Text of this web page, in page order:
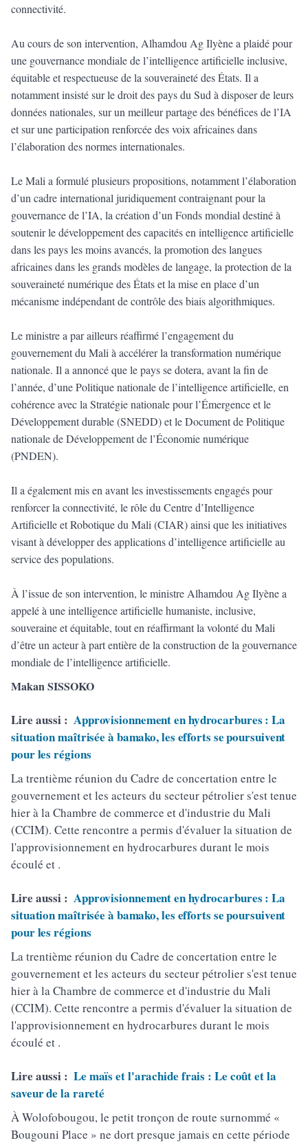
connectivité.
Au cours de son intervention, Alhamdou Ag Ilyène a plaidé pour
une gouvernance mondiale de l’intelligence artificielle inclusive,
équitable et respectueuse de la souveraineté des États. Il a
notamment insisté sur le droit des pays du Sud à disposer de leurs
données nationales, sur un meilleur partage des bénéfices de l’IA
et sur une participation renforcée des voix africaines dans
l’élaboration des normes internationales.
Le Mali a formulé plusieurs propositions, notamment l’élaboration
d’un cadre international juridiquement contraignant pour la
gouvernance de l’IA, la création d’un Fonds mondial destiné à
soutenir le développement des capacités en intelligence artificielle
dans les pays les moins avancés, la promotion des langues
africaines dans les grands modèles de langage, la protection de la
souveraineté numérique des États et la mise en place d’un
mécanisme indépendant de contrôle des biais algorithmiques.
Le ministre a par ailleurs réaffirmé l’engagement du
gouvernement du Mali à accélérer la transformation numérique
nationale. Il a annoncé que le pays se dotera, avant la fin de
l’année, d’une Politique nationale de l’intelligence artificielle, en
cohérence avec la Stratégie nationale pour l’Émergence et le
Développement durable (SNEDD) et le Document de Politique
nationale de Développement de l’Économie numérique
(PNDEN).
Il a également mis en avant les investissements engagés pour
renforcer la connectivité, le rôle du Centre d’Intelligence
Artificielle et Robotique du Mali (CIAR) ainsi que les initiatives
visant à développer des applications d’intelligence artificielle au
service des populations.
À l’issue de son intervention, le ministre Alhamdou Ag Ilyène a
appelé à une intelligence artificielle humaniste, inclusive,
souveraine et équitable, tout en réaffirmant la volonté du Mali
d’être un acteur à part entière de la construction de la gouvernance
mondiale de l’intelligence artificielle.
Makan SISSOKO
Lire aussi : Approvisionnement en hydrocarbures : La
situation maîtrisée à bamako, les efforts se poursuivent
pour les régions
La trentième réunion du Cadre de concertation entre le
gouvernement et les acteurs du secteur pétrolier s'est tenue
hier à la Chambre de commerce et d'industrie du Mali
(CCIM). Cette rencontre a permis d'évaluer la situation de
l'approvisionnement en hydrocarbures durant le mois
écoulé et .
Lire aussi : Approvisionnement en hydrocarbures : La
situation maîtrisée à bamako, les efforts se poursuivent
pour les régions
La trentième réunion du Cadre de concertation entre le
gouvernement et les acteurs du secteur pétrolier s'est tenue
hier à la Chambre de commerce et d'industrie du Mali
(CCIM). Cette rencontre a permis d'évaluer la situation de
l'approvisionnement en hydrocarbures durant le mois
écoulé et .
Lire aussi : Le maïs et l'arachide frais : Le coût et la
saveur de la rareté
À Wolofobougou, le petit tronçon de route surnommé «
Bougouni Place » ne dort presque jamais en cette période